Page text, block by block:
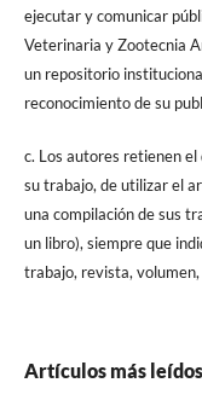
ejecutar y comunicar
Veterinaria y Zootecnia
un repositorio
reconocimiento de su
c. Los autores retienen
su trabajo, de utilizar el
una compilación de sus
un libro), siempre que
trabajo, revista,
Artículos más